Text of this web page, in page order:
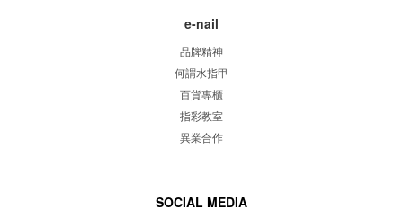
e-nail
品牌精神
何謂水指甲
百貨專櫃
指彩教室
異業合作
SOCIAL MEDIA